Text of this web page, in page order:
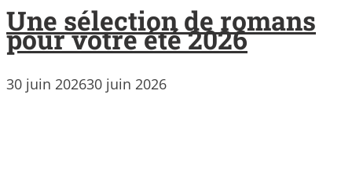
Une sélection de romans
pour votre été 2026
30 juin 202630 juin 2026